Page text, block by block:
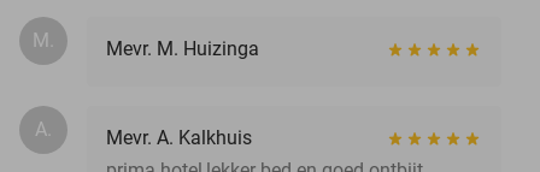
M. Mevr. M. Huizinga
A.
Mevr. A. Kalkhuis